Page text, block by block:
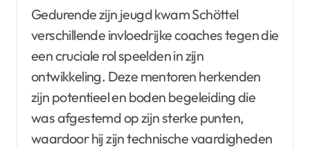
Gedurende zijn jeugd kwam Schöttel
verschillende invloedrijke coaches tegen die
een cruciale rol speelden in zijn
ontwikkeling. Deze mentoren herkenden
zijn potentieel en boden begeleiding die
was afgestemd op zijn sterke punten,
waardoor hij zijn technische vaardigheden